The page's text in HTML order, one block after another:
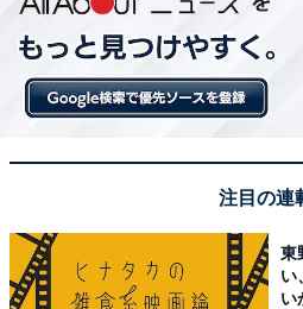
注目の連
東
い
い